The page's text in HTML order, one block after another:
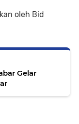
oleh Bid
Gelar